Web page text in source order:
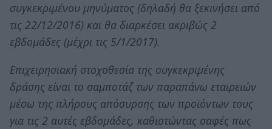
συγκεκριμένου μηνύματος (δηλαδή θα ξεκινήσει από
τις 22/12/2016) και θα διαρκέσει ακριβώς 2
εβδομάδες (μέχρι τις 5/1/2017).
Επιχειρησιακή στοχοθεσία της συγκεκριμένης
δράσης είναι το σαμποτάζ των παραπάνω εταιρειών
μέσω της πλήρους απόσυρσης των προϊόντων τους
για τις 2 αυτές εβδομάδες, καθιστώντας σαφές πως